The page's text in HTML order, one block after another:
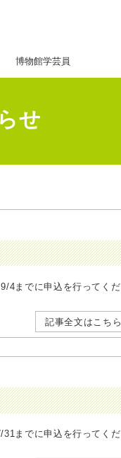
博物館学芸員
せ
4までに申込を行ってくだ
記事全文はこちら
までに申込を行ってくだ